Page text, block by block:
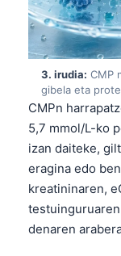
3. irudia: CMP
gibela eta
CMPn
5,7 mmol/L-ko
izan daiteke,
eragina edo
kreatininaren,
denaren